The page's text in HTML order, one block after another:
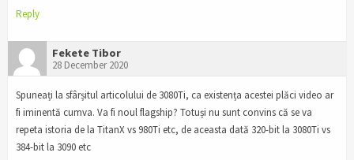
Reply
Fekete Tibor
28 December 2020
Spuneați la sfârșitul articolului de 3080Ti, ca existența acestei plăci video ar
fi iminentă cumva. Va fi noul flagship? Totuși nu sunt convins că se va
repeta istoria de la TitanX vs 980Ti etc, de aceasta dată 320-bit la 3080Ti vs
384-bit la 3090 etc